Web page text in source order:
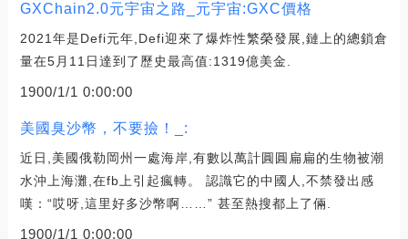
GXChain2.0元宇宙之路_元宇宙:GXC價格
2021年是Defi元年,Defi迎來了爆炸性繁榮發展,鏈上的總鎖倉
量在5月11日達到了歷史最高值:1319億美金.
1900/1/1 0:00:00
美國臭沙幣，不要撿！_:
近日,美國俄勒岡州一處海岸,有數以萬計圓圓扁扁的生物被潮
水沖上海灘,在fb上引起瘋轉。 認識它的中國人,不禁發出感
嘆：“哎呀,這里好多沙幣啊……” 甚至熱搜都上了倆.
1900/1/1 0:00:00